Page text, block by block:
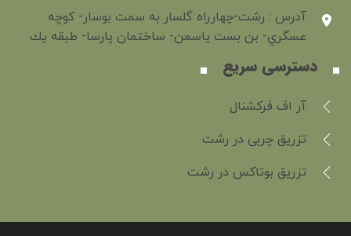
آدرس : رشت-چهارراه گلسار به سمت بوسار- كوچه
عسگري- بن بست ياسمن- ساختمان پارسا- طبقه يك
دسترسی سریع
آر اف فرکشنال
تزریق چربی در رشت
تزریق بوتاکس در رشت